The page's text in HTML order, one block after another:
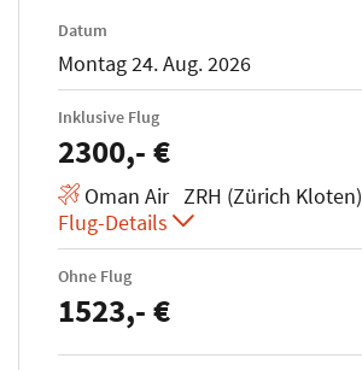
Datum
Montag 24. Aug. 2026
Inklusive Flug
2300,- €
Oman Air ZRH (Zürich Kloten)
Flug-Details
Ohne Flug
1523,- €